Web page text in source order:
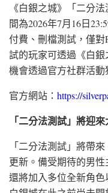
《白銀之城》「二分
間為2026年7月16日
付費、刪檔測試，僅對
試的玩家可透過《白
機會透過官方社群活動
官方網站： https://
「二分法測試」將迎
「二分法測試」將帶
更新。備受期待的男
還將加入多位全新角